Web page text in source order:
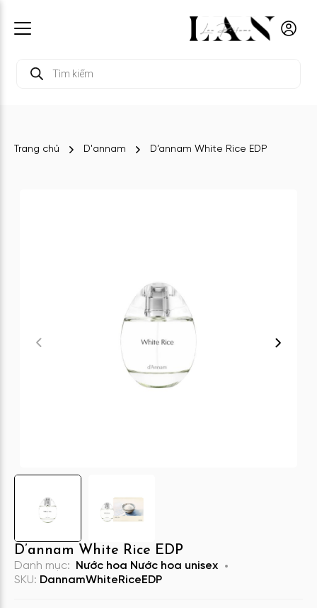
kiếm
Trang chủ D'annam D’annam White Rice EDP
D’annam White Rice EDP
Danh mục: Nước hoa Nước hoa unisex
SKU: DannamWhiteRiceEDP